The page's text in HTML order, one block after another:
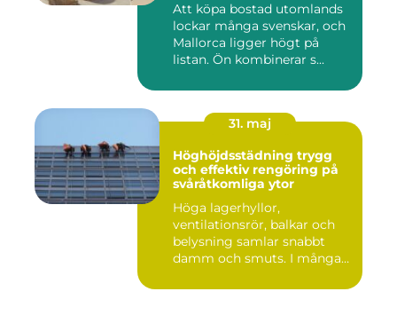
Att köpa bostad utomlands
lockar många svenskar, och
Mallorca ligger högt på
listan. Ön kombinerar s...
31. maj
Höghöjdsstädning trygg
och effektiv rengöring på
svåråtkomliga ytor
Höga lagerhyllor,
ventilationsrör, balkar och
belysning samlar snabbt
damm och smuts. I många